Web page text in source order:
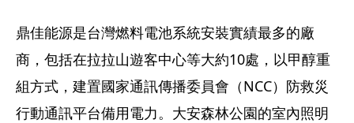
鼎佳能源是台灣燃料電池系統安裝實績最多的廠
商，包括在拉拉山遊客中心等大約10處，以甲醇重
組方式，建置國家通訊傳播委員會（NCC）防救災
行動通訊平台備用電力。大安森林公園的室內照明